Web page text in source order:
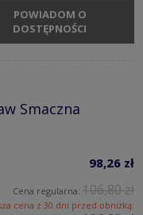
POWIADOM O
DOSTĘPNOŚCI
Smaczna
98,26 zł
Cena regularna: 106,80 zł
cena z 30 dni przed obniżką: